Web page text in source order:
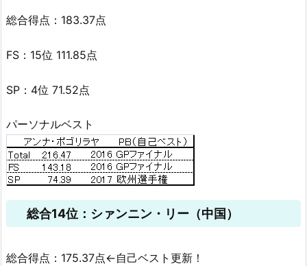
総合得点：183.37点
FS：15位 111.85点
SP：4位 71.52点
パーソナルベスト
総合14位：シァンニン・リー（中国）
総合得点：175.37点←自己ベスト更新！